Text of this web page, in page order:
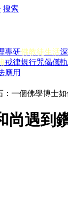
搜索
專研佛教徒生活
戒律規行咒偈儀軌
應用
：一個佛學博士
尚遇到